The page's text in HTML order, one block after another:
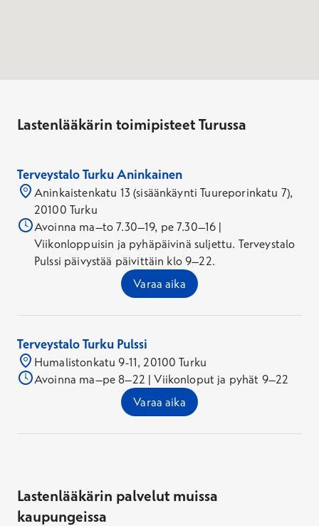
Lastenlääkärin toimipisteet Turussa
Terveystalo Turku Aninkainen
Aninkaistenkatu 13 (sisäänkäynti Tuureporinkatu 7),
20100 Turku
Avoinna ma–to 7.30–19, pe 7.30–16 |
Viikonloppuisin ja pyhäpäivinä suljettu. Terveystalo
Pulssi päivystää päivittäin klo 9–22.
Varaa aika
Terveystalo Turku Pulssi
Humalistonkatu 9-11, 20100 Turku
Avoinna ma–pe 8–22 | Viikonloput ja pyhät 9–22
Varaa aika
Lastenlääkärin palvelut muissa
kaupungeissa